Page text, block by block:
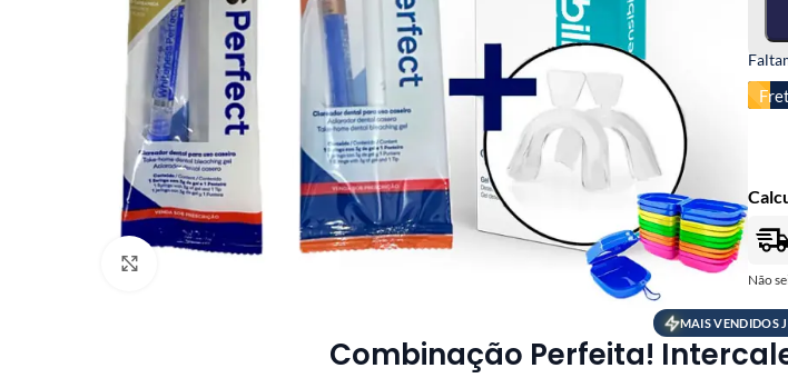
Não
MAIS VENDIDOS
Combinação Perfeita!